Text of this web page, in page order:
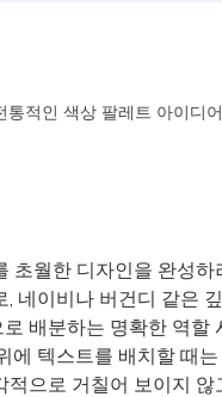
통적인 색상 팔레트 아이디
초월한 디자인을 완성
, 네이비나 버건디 같은
배분하는 명확한 역할
텍스트를 배치할 때
적으로 거칠어 보이지